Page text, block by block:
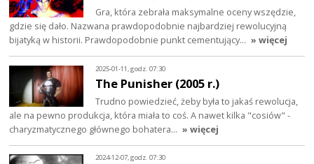
Gra, która zebrała maksymalne oceny wszędzie,
gdzie się dało. Nazwana prawdopodobnie najbardziej rewolucyjną
bijatyką w historii. Prawdopodobnie punkt cementujący… » więcej
2025-01-11, godz. 07:30
The Punisher (2005 r.)
Trudno powiedzieć, żeby była to jakaś rewolucja,
ale na pewno produkcja, która miała to coś. A nawet kilka "cosiów" -
charyzmatycznego głównego bohatera… » więcej
2024-12-07, godz. 07:30